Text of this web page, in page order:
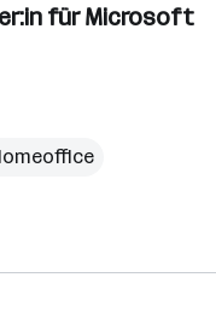
für Microsoft